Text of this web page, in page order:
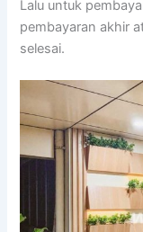
Lalu untuk
pembayaran akhir
selesai.